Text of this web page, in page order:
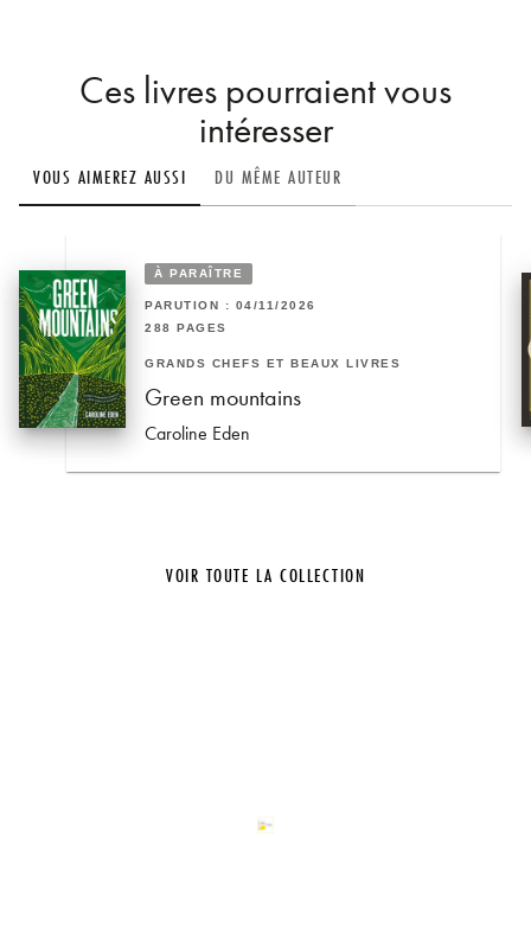
Ces livres pourraient vous
intéresser
VOUS AIMEREZ AUSSI DU MÊME AUTEUR
À PARAÎTRE
PARUTION : 04/11/2026
288 PAGES
GRANDS CHEFS ET BEAUX LIVRES
Green mountains
Caroline Eden
VOIR TOUTE LA COLLECTION